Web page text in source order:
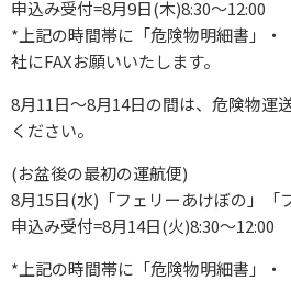
申込み受付=8月9日(木)8:30～12:00
*上記の時間帯に「危険物明細書」・
社にFAXお願いいたします。
8月11日～8月14日の間は、危険物運
ください。
(お盆後の最初の運航便)
8月15日(水)「フェリーあけぼの」「
申込み受付=8月14日(火)8:30～12:00
*上記の時間帯に「危険物明細書」・